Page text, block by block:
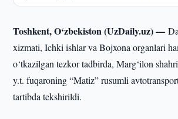
Toshkent, O‘zbekiston (UzDaily.uz) —
xizmati, Ichki ishlar va Bojxona organlari
o‘tkazilgan tezkor tadbirda, Marg‘ilon
y.t. fuqaroning “Matiz” rusumli
tartibda tekshirildi.